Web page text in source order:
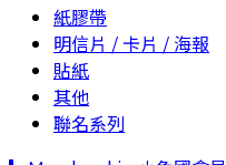
紙膠帶
明信片 / 卡片 / 海報
貼紙
其他
聯名系列